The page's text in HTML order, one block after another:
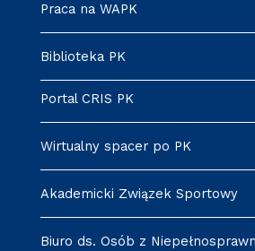
Praca na WAPK
Biblioteka PK
Portal CRIS PK
Wirtualny spacer po PK
Akademicki Związek Sportowy
Biuro ds. Osób z